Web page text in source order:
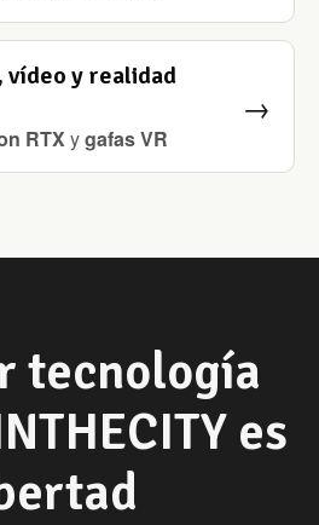
vídeo y realidad
RTXygafas VR
→
tecnología
es